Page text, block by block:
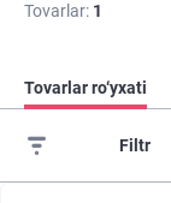
Tovarlar: 1
Tovarlar ro‘yxati
Filtr